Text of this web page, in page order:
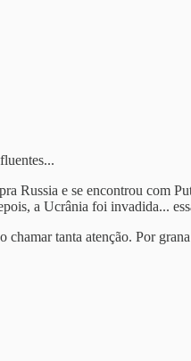
Russia e se encontrou com
a Ucrânia foi invadida...
tanta atenção. Por